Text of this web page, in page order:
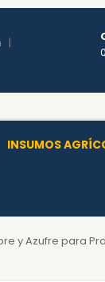
INSUMOS
y Azufre para